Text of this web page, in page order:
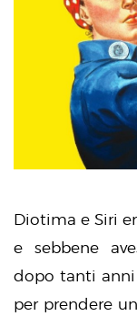
Diotima e Siri
e sebbene
dopo tanti anni
per prendere